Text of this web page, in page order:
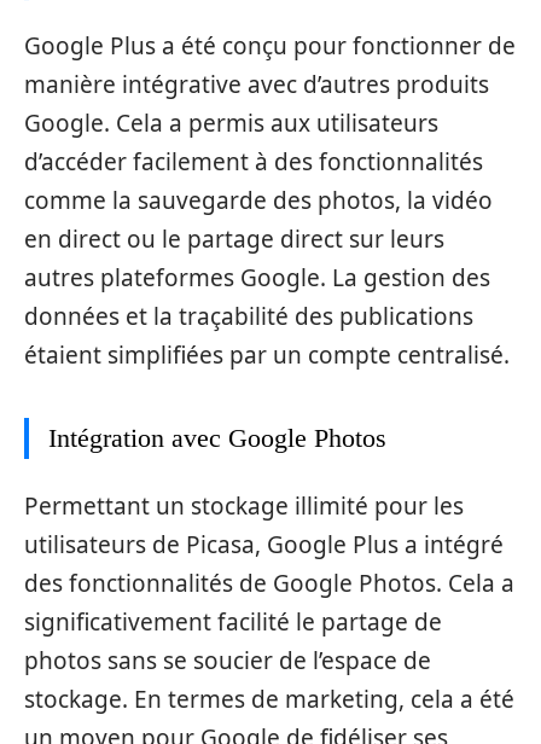
Google Plus a été conçu pour fonctionner de
manière intégrative avec d’autres produits
Google. Cela a permis aux utilisateurs
d’accéder facilement à des fonctionnalités
comme la sauvegarde des photos, la vidéo
en direct ou le partage direct sur leurs
autres plateformes Google. La gestion des
données et la traçabilité des publications
étaient simplifiées par un compte centralisé.
Intégration avec Google Photos
Permettant un stockage illimité pour les
utilisateurs de Picasa, Google Plus a intégré
des fonctionnalités de Google Photos. Cela a
significativement facilité le partage de
photos sans se soucier de l’espace de
stockage. En termes de marketing, cela a été
un moyen pour Google de fidéliser ses